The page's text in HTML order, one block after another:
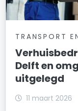
TRANSPORT
Delft en
uitgelegd
11 maart 2026